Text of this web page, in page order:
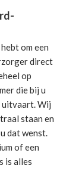
om een
direct
op
die bij u
uitvaart. Wij
staan en
dat wenst.
of een
is alles